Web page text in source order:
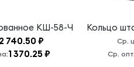
КШ-58-Ч
2 740.50 ₽
1 370.25 ₽
Кольцо
Ср.
Ср.